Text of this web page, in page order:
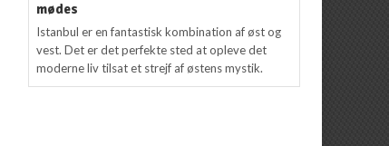
mødes
Istanbul er en fantastisk kombination af øst og
vest. Det er det perfekte sted at opleve det
moderne liv tilsat et strejf af østens mystik.